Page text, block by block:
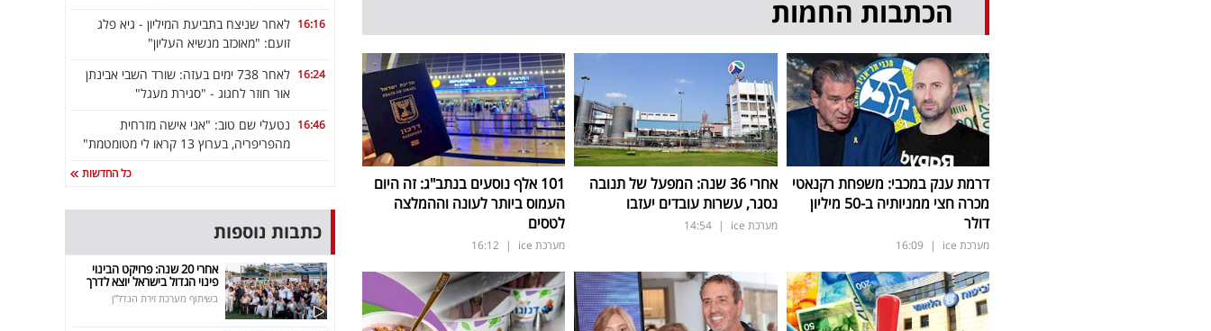
הכתבות החמות
דרמת ענק במכבי: משפחת רקנאטי
מכרה חצי ממניותיה ב-50 מיליון
דולר
מערכת ice |
16:09
אחרי 36 שנה: המפעל של תנובה
נסגר, עשרות עובדים יעזבו
מערכת ice |
14:54
101 אלף נוסעים בנתב"ג: זה היום
העמוס ביותר לעונה וההמלצה
לטסים
מערכת ice |
16:12
16:16 לאחר שניצח בתביעת המיליון - גיא פלג
זועם: "מאוכזב מנשיא העליון"
16:24
לאחר 738 ימים בעזה: שורד השבי אבינתן
אור חוזר לחגוג - "סגירת מעגל"
16:46 נטעלי שם טוב: "אני אישה מזרחית
מהפריפריה, בערוץ 13 קראו לי מטומטמת"
כל החדשות
כתבות נוספות
אחרי 20 שנה: פרויקט הבינוי
פינוי הגדול בישראל יוצא לדרך
בשיתוף מערכת זירת הנדל"ן